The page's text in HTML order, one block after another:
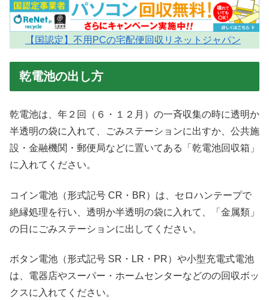
【国認定】不用PCの宅配便回収リネットジャパン
乾電池の出し方
乾電池は、年２回（６・１２月）の一斉収集の時に透明か
半透明の袋に入れて、ごみステーションに出すか、公共施
設・金融機関・郵便局などに置いてある「乾電池回収箱」
に入れてください。
コイン電池（形式記号 CR・BR）は、セロハンテープで
絶縁処理を行い、透明か半透明の袋に入れて、「金属類」
の日にごみステーションに出してください。
ボタン電池（形式記号 SR・LR・PR）や小型充電式電池
は、電器店やスーパー・ホームセンターなどのの回収ボッ
クスに入れてください。